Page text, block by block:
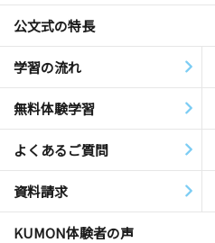
公文式の特長
学習の流れ
無料体験学習
よくあるご質問
資料請求
KUMON体験者の声